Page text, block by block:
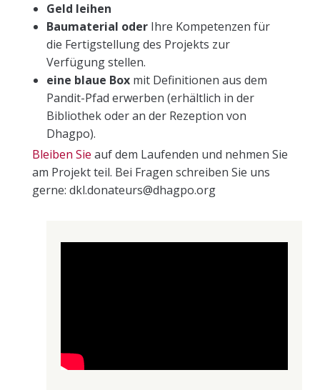
Geld leihen
Baumaterial oderIhre Kompetenzen für
die Fertigstellung des Projekts zur
Verfügung stellen.
eine blaue Boxmit Definitionen aus dem
Pandit-Pfad erwerben (erhältlich in der
Bibliothek oder an der Rezeption von
Dhagpo).
Bleiben Sie auf dem Laufenden und nehmen Sie
am Projekt teil. Bei Fragen schreiben Sie uns
gerne: dkl.donateurs@dhagpo.org